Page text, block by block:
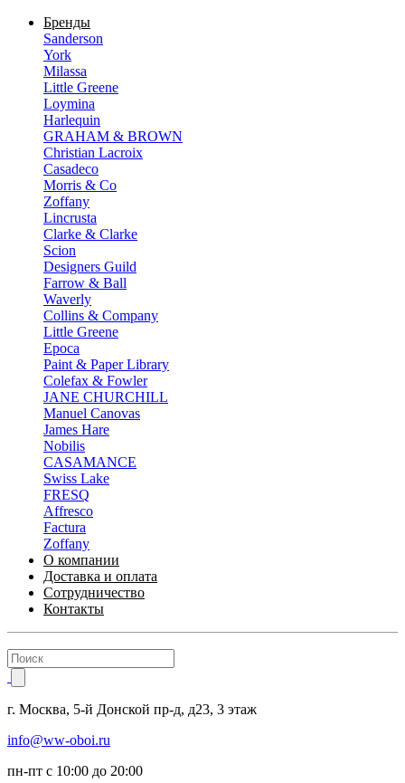
Бренды
Sanderson
York
Milassa
Little Greene
Loymina
Harlequin
GRAHAM & BROWN
Christian Lacroix
Casadeco
Morris & Co
Zoffany
Lincrusta
Clarke & Clarke
Scion
Designers Guild
Farrow & Ball
Waverly
Collins & Company
Little Greene
Epoca
Paint & Paper Library
Colefax & Fowler
JANE CHURCHILL
Manuel Canovas
James Hare
Nobilis
CASAMANCE
Swiss Lake
FRESQ
Affresco
Factura
Zoffany
О компании
Доставка и оплата
Сотрудничество
Контакты
г. Москва, 5-й Донской пр-д, д23, 3 этаж
info@ww-oboi.ru
пн-пт с 10:00 до 20:00